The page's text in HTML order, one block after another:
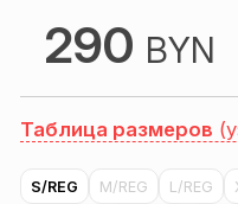
290 BYN
Таблица размеров
S/REG M/REG L/REG